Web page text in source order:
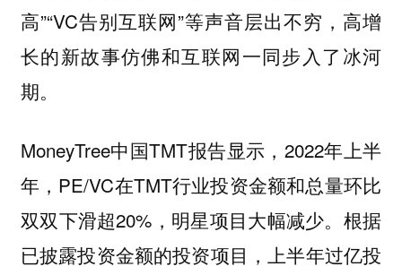
高”“VC告别互联网”等声音层出不穷，高增
长的新故事仿佛和互联网一同步入了冰河
期。
MoneyTree中国TMT报告显示，2022年上半
年，PE/VC在TMT行业投资金额和总量环比
双双下滑超20%，明星项目大幅减少。根据
已披露投资金额的投资项目，上半年过亿投